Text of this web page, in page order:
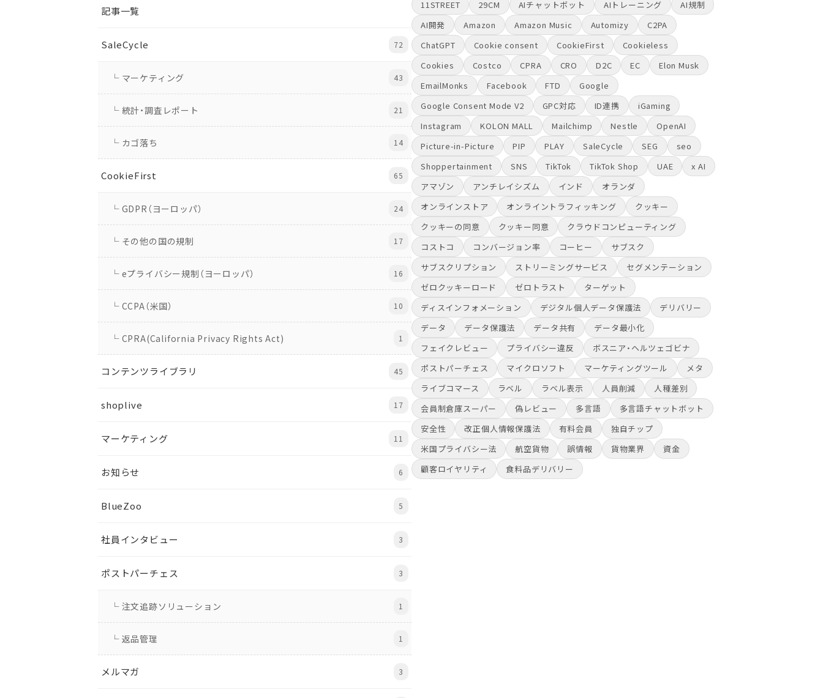
記事一覧
SaleCycle 72
└ マーケティング 43
└ 統計・調査レポート 21
└ カゴ落ち 14
CookieFirst 65
└ GDPR（ヨーロッパ） 24
└ その他の国の規制 17
└ eプライバシー規制（ヨーロッパ） 16
└ CCPA（米国） 10
└ CPRA(California Privacy Rights Act) 1
コンテンツライブラリ 45
shoplive 17
マーケティング 11
お知らせ 6
BlueZoo 5
社員インタビュー 3
ポストパーチェス 3
└ 注文追跡ソリューション 1
└ 返品管理 1
メルマガ 3
11STREET 29CM AIチャットボット AIトレーニング
AI規制
AI開発
Amazon Amazon Music Automizy
C2PA
ChatGPT
Cookie consent CookieFirst
Cookieless
Cookies
Costco CPRA CRO D2C EC
Elon Musk
EmailMonks
Facebook FTD
Google
Google Consent Mode V2
GPC対応 ID連携
iGaming
Instagram
KOLON MALL Mailchimp Nestle
OpenAI
Picture-in-Picture
PIP PLAY SaleCycle SEG
seo
Shoppertainment
SNS TikTok TikTok Shop UAE
x AI
アマゾン
アンチレイシズム インド
オランダ
オンラインストア
オンライントラフィッキング
クッキー
クッキーの同意
クッキー同意
クラウドコンピューティング
コストコ
コンバージョン率 コーヒー
サブスク
サブスクリプション
ストリーミングサービス
セグメンテーション
ゼロクッキーロード
ゼロトラスト
ターゲット
ディスインフォメーション
デジタル個人データ保護法
デリバリー
データ
データ保護法 データ共有
データ最小化
フェイクレビュー
プライバシー違反
ボスニア・ヘルツェゴビナ
ポストパーチェス
マイクロソフト マーケティングツール
メタ
ライブコマース
ラベル ラベル表示 人員削減
人種差別
会員制倉庫スーパー
偽レビュー 多言語
多言語チャットボット
安全性
改正個人情報保護法 有料会員
独自チップ
米国プライバシー法
航空貨物 誤情報 貨物業界
資金
顧客ロイヤリティ
食料品デリバリー